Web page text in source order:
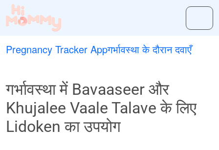
Pregnancy Tracker Appगर्भावस्था के दौरान दवाएँ
गर्भावस्था में Bavaaseer और
Khujalee Vaale Talave के लिए
Lidoken का उपयोग